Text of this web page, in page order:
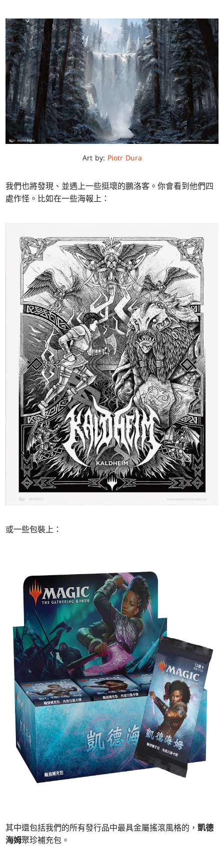
Art by: Piotr Dura
我們也將發現、並遇上一些挺壞的鵬洛客。你會看到他們四
處作怪。比如在一些海報上：
或一些包裝上：
其中還包括我們的所有發行品中最具金屬搖滾風格的，凱德
海姆聚珍補充包。